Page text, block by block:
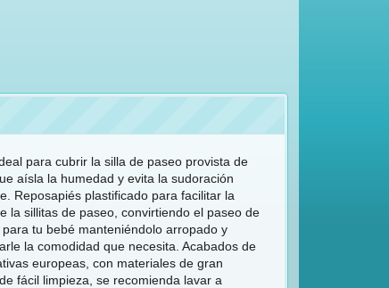
para cubrir la silla de paseo provista de
aísla la humedad y evita la sudoración
Reposapiés plastificado para facilitar la
la sillitas de paseo, convirtiendo el paseo de
tu bebé manteniéndolo arropado y
la comodidad que necesita. Acabados de
europeas, con materiales de gran
fácil limpieza, se recomienda lavar a